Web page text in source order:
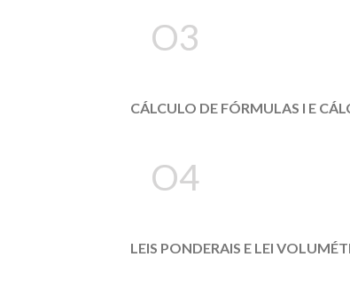
O3
CÁLCULO DE FÓRMULAS I E
O4
LEIS PONDERAIS E LEI